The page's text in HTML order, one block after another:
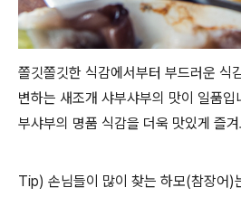
쫄깃쫄깃한 식감에서부터 부드러운 식
변하는 새조개 샤부샤부의 맛이 일품
부샤부의 명품 식감을 더욱 맛있게 즐
Tip) 손님들이 많이 찾는 하모(참장어)